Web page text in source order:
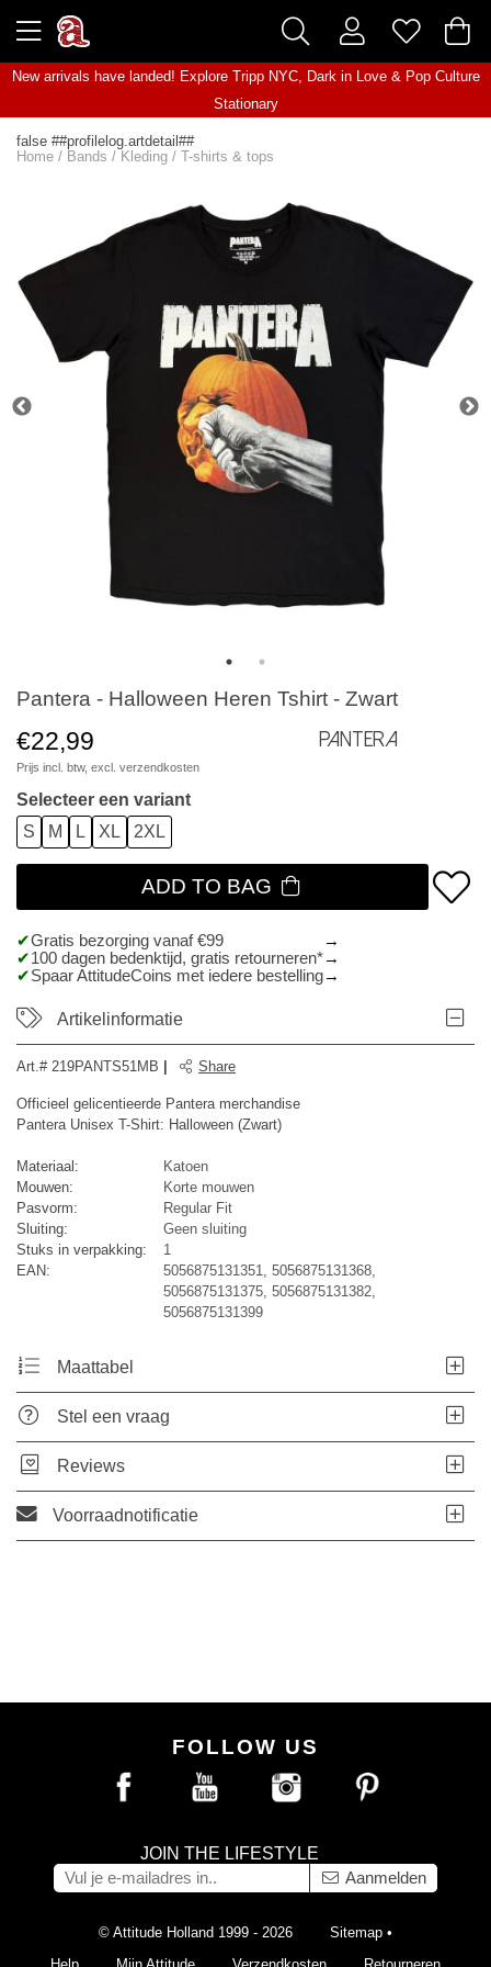
New arrivals have landed! Explore Tripp NYC, Dark in Love& Pop Culture
Stationary
false ##profilelog.artdetail##
Home / Bands / Kleding / T-shirts & tops
Pantera - Halloween Heren Tshirt - Zwart
€22,99
Prijs incl. btw, excl. verzendkosten
Pantera
Selecteer een variant
S
M L XL 2XL
ADD TO BAG
Gratis bezorging vanaf €99
100 dagen bedenktijd, gratis retourneren*
Spaar AttitudeCoins met iedere bestelling
Artikelinformatie
Art.# 219PANTS51MB Share
Officieel gelicentieerde Pantera merchandise
Pantera Unisex T-Shirt: Halloween (Zwart)
Materiaal:
Katoen
Mouwen:
Korte mouwen
Pasvorm:
Regular Fit
Sluiting:
Geen sluiting
Stuks in verpakking:
1
EAN:
5056875131351, 5056875131368,
5056875131375, 5056875131382,
5056875131399
Maattabel
Stel een vraag
Reviews
Voorraadnotificatie
FOLLOW US
JOIN THE LIFESTYLE
Aanmelden
© Attitude Holland 1999 - 2026 Sitemap •